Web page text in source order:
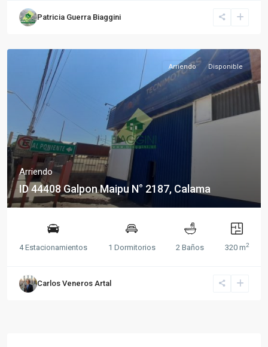
Patricia Guerra Biaggini
Arriendo Disponible
Arriendo
ID 44408 Galpon Maipu N° 2187, Calama
4 Estacionamientos 1 Dormitorios 2 Baños 320 m2
Carlos Veneros Artal